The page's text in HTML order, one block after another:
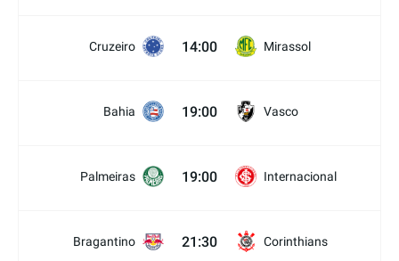
Cruzeiro 14:00 Mirassol
Bahia 19:00 Vasco
Palmeiras 19:00 Internacional
Bragantino 21:30 Corinthians